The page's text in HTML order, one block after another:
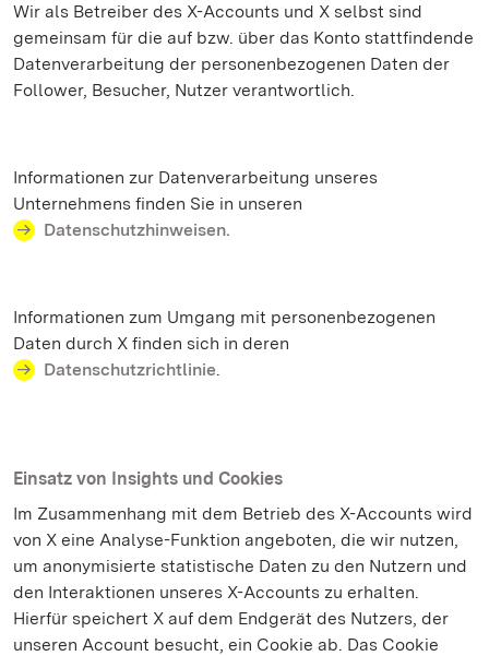
Wir als Betreiber des X-Accounts und X selbst sind
gemeinsam für die auf bzw. über das Konto stattfindende
Datenverarbeitung der personenbezogenen Daten der
Follower, Besucher, Nutzer verantwortlich.
Informationen zur Datenverarbeitung unseres
Unternehmens finden Sie in unseren
Datenschutzhinweisen.
Informationen zum Umgang mit personenbezogenen
Daten durch X finden sich in deren
Datenschutzrichtlinie.
Einsatz von Insights und Cookies
Im Zusammenhang mit dem Betrieb des X-Accounts wird
von X eine Analyse-Funktion angeboten, die wir nutzen,
um anonymisierte statistische Daten zu den Nutzern und
den Interaktionen unseres X-Accounts zu erhalten.
Hierfür speichert X auf dem Endgerät des Nutzers, der
unseren Account besucht, ein Cookie ab. Das Cookie